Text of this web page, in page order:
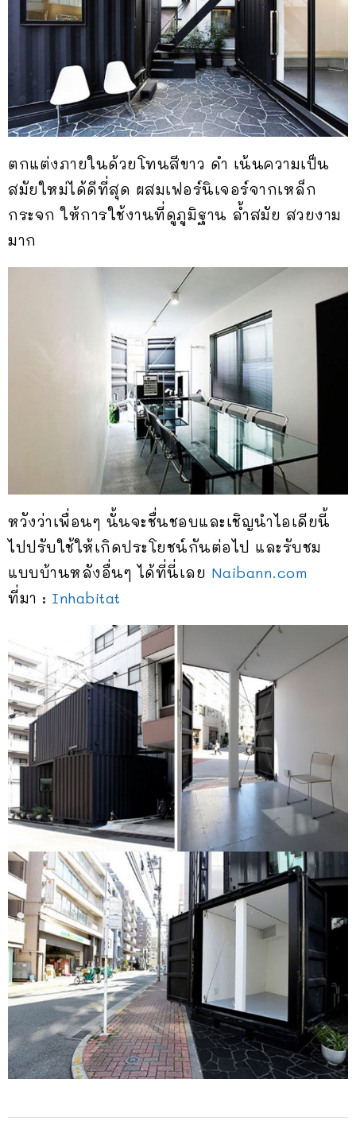
ตกแต่งภายในด้วยโทนสีขาว ดำ เน้นความเป็น
สมัยใหม่ได้ดีที่สุด ผสมเฟอร์นิเจอร์จากเหล็ก
กระจก ให้การใช้งานที่ดูภูมิฐาน ล้ำสมัย สวยงาม
มาก
หวังว่าเพื่อนๆ นั้นจะชื่นชอบและเชิญนำไอเดียนี้
ไปปรับใช้ให้เกิดประโยชน์กันต่อไป และรับชม
แบบบ้านหลังอื่นๆ ได้ที่นี่เลย Naibann.com
ที่มา : Inhabitat